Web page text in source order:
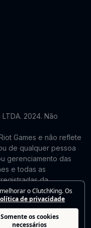
o ClutchKing. Os
de privacidade
Somente os cookies
necessários
2024. Não
Games e não reflete
de qualquer pessoa
gerenciamento das
e todas as
da
e não é endossado
de remoção ou